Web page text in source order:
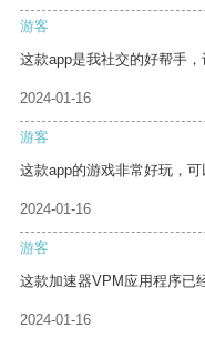
游客
这款app是我社交的好帮手
2024-01-16
游客
这款app的游戏非常好玩，可
2024-01-16
游客
这款加速器VPM应用程序已
2024-01-16